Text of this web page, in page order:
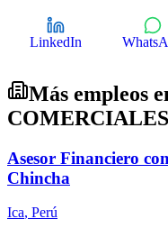
LinkedIn
Más empleos
Asesor Financiero
Chincha
Ica, Perú